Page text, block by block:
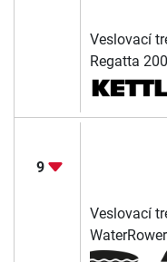
Veslovací
Regatta 200
9
Veslovací